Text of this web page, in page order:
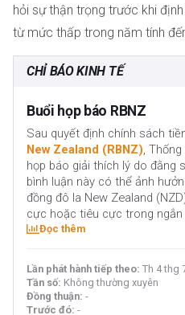
hỏi sự thận trọng trước khi
từ mức thấp trong năm tính
CHỈ BÁO KINH TẾ
Buổi họp báo RBNZ
Sau quyết định chính sách
New Zealand (RBNZ),
họp báo giải thích lý do đằng
bình luận này có thể ảnh
đồng đô la New Zealand
cực hoặc tiêu cực trong ngắn
Đọc thêm
Lần phát hành tiếp theo: Th 4 thg
Tần số: Không thường xuyên
Đồng thuận: -
Trước đó: -